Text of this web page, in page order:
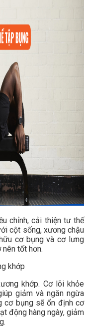
chỉnh, cải thiện tư thế
cột sống, xương chậu
cơ bụng và cơ lưng
tốt hơn.
khớp
khớp. Cơ lõi khỏe
giảm và ngăn ngừa
cơ bụng sẽ ổn định cơ
động hàng ngày, giảm